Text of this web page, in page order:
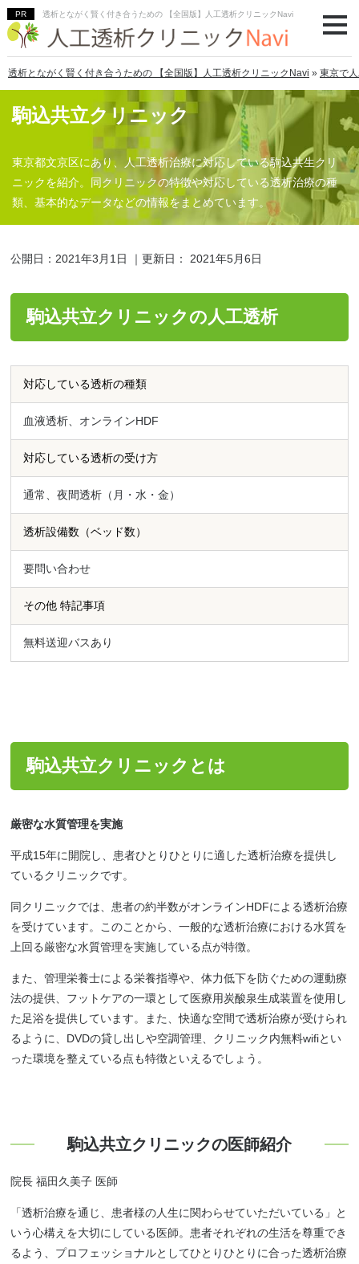
透析とながく賢く付き合うための 【全国版】人工透析クリニックNavi
透析とながく賢く付き合うための 【全国版】人工透析クリニックNavi » 東京で
駒込共立クリニック
東京都文京区にあり、人工透析治療に対応している駒込共生クリ
ニックを紹介。同クリニックの特徴や対応している透析治療の種
類、基本的なデータなどの情報をまとめています。
公開日： 2021年3月1日 ｜更新日： 2021年5月6日
駒込共立クリニックの人工透析
対応している透析の種類
血液透析、オンラインHDF
対応している透析の受け方
通常、夜間透析（月・水・金）
透析設備数（ベッド数）
要問い合わせ
その他 特記事項
無料送迎バスあり
駒込共立クリニックとは
厳密な水質管理を実施
平成15年に開院し、患者ひとりひとりに適した透析治療を提供し
ているクリニックです。
同クリニックでは、患者の約半数がオンラインHDFによる透析治療
を受けています。このことから、一般的な透析治療における水質を
上回る厳密な水質管理を実施している点が特徴。
また、管理栄養士による栄養指導や、体力低下を防ぐための運動療
法の提供、フットケアの一環として医療用炭酸泉生成装置を使用し
た足浴を提供しています。また、快適な空間で透析治療が受けられ
るように、DVDの貸し出しや空調管理、クリニック内無料wifiとい
った環境を整えている点も特徴といえるでしょう。
駒込共立クリニックの医師紹介
院長 福田久美子 医師
「透析治療を通じ、患者様の人生に関わらせていただいている」と
いう心構えを大切にしている医師。患者それぞれの生活を尊重でき
るよう、プロフェッショナルとしてひとりひとりに合った透析治療